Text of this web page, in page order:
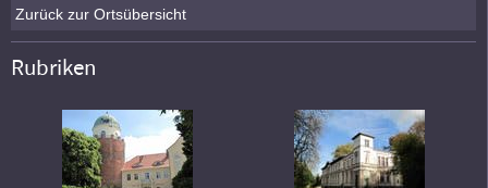
Zurück zur Ortsübersicht
Rubriken